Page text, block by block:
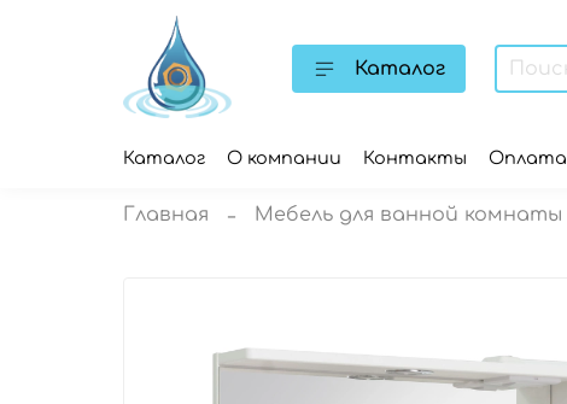
Каталог
Каталог О компании Контакты Оплата
Главная Мебель для ванной комнаты